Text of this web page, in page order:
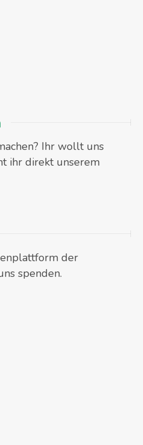
Ihr wollt uns
ihr direkt unserem
der
spenden.